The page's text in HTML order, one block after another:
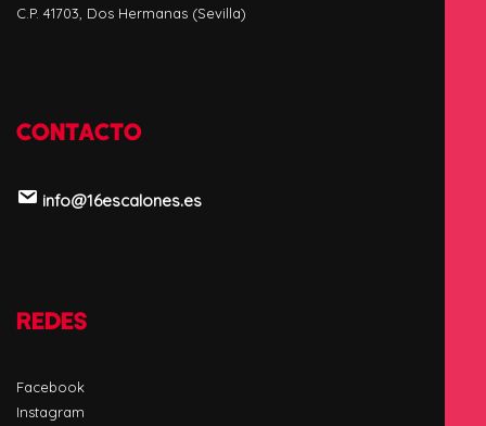
C.P. 41703, Dos Hermanas (Sevilla)
CONTACTO
info@16escalones.es
REDES
Facebook
Instagram